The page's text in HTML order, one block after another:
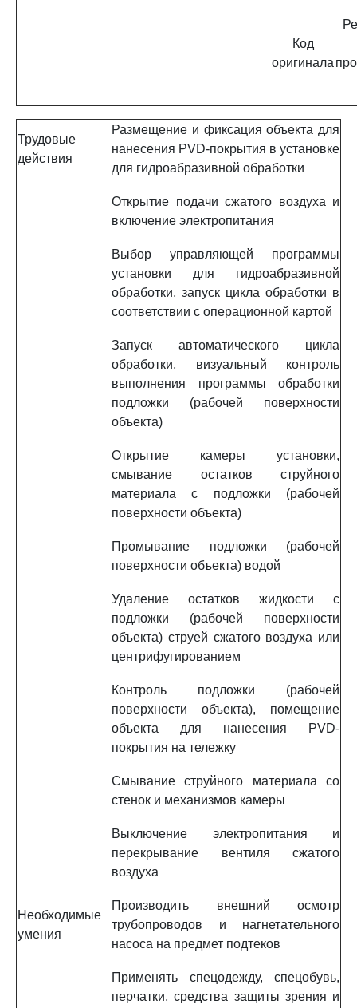
Код
оригинала
Трудовые
действия
Размещение и фиксация объекта для
нанесения PVD-покрытия в установке
для гидроабразивной обработки
Открытие подачи сжатого воздуха и
включение электропитания
Выбор управляющей программы
установки для гидроабразивной
обработки, запуск цикла обработки в
соответствии с операционной картой
Запуск автоматического цикла
обработки, визуальный контроль
выполнения программы обработки
подложки (рабочей поверхности
объекта)
Открытие камеры установки,
смывание остатков струйного
материала с подложки (рабочей
поверхности объекта)
Промывание подложки (рабочей
поверхности объекта) водой
Удаление остатков жидкости с
подложки (рабочей поверхности
объекта) струей сжатого воздуха или
центрифугированием
Контроль подложки (рабочей
поверхности объекта), помещение
объекта для нанесения PVD-
покрытия на тележку
Смывание струйного материала со
стенок и механизмов камеры
Выключение электропитания и
перекрывание вентиля сжатого
воздуха
Необходимые
умения
Производить внешний осмотр
трубопроводов и нагнетательного
насоса на предмет подтеков
Применять спецодежду, спецобувь,
перчатки, средства защиты зрения и